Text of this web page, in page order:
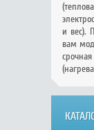
и вес).
вам